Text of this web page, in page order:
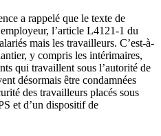
a rappelé que le texte de
l’article L4121-1 du
mais les travailleurs. C’est-à-
y compris les intérimaires,
qui travaillent sous l’autorité de
désormais être condamnées
des travailleurs placés sous
et d’un dispositif de